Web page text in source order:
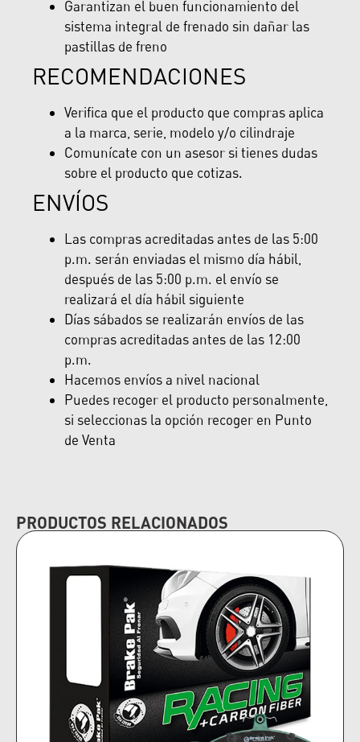
Garantizan el buen funcionamiento del
sistema integral de frenado sin dañar las
pastillas de freno
RECOMENDACIONES
Verifica que el producto que compras aplica
a la marca, serie, modelo y/o cilindraje
Comunícate con un asesor si tienes dudas
sobre el producto que cotizas.
ENVÍOS
Las compras acreditadas antes de las 5:00
p.m. serán enviadas el mismo día hábil,
después de las 5:00 p.m. el envío se
realizará el día hábil siguiente
Días sábados se realizarán envíos de las
compras acreditadas antes de las 12:00
p.m.
Hacemos envíos a nivel nacional
Puedes recoger el producto personalmente,
si seleccionas la opción recoger en Punto
de Venta
PRODUCTOS RELACIONADOS